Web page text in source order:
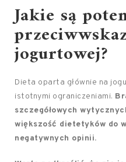
Jakie są
jogurtowej?
Dieta oparta głównie na
istotnymi ograniczeniami.
szczegółowych
większość dietetyków do
negatywnych opinii.